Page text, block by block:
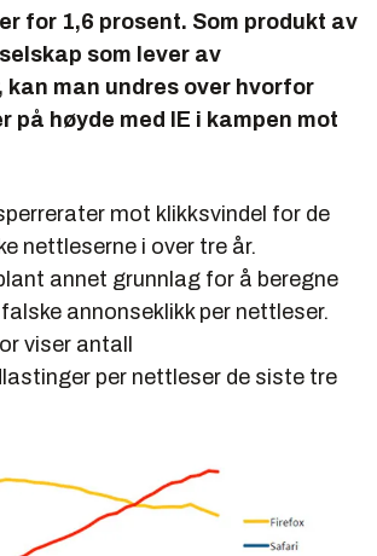
for 1,6 prosent. Som produkt av
som lever av
kan man undres over hvorfor
på høyde med IE i kampen mot
mot klikksvindel for de
nettleserne i over tre år.
annet grunnlag for å beregne
annonseklikk per nettleser.
viser antall
per nettleser de siste tre